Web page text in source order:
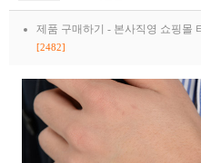
제품 구매하기 - 본사직영 쇼핑몰
[2482]